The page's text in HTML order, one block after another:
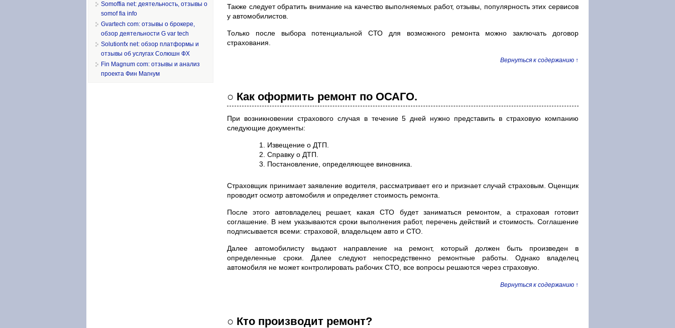
Также следует обратить внимание на качество выполняемых работ, отзывы, популярность этих сервисов
у автомобилистов.
Только после выбора потенциальной СТО для возможного ремонта можно заключать договор
страхования.
Вернуться к содержанию ↑
○ Как оформить ремонт по ОСАГО.
При возникновении страхового случая в течение 5 дней нужно представить в страховую компанию
следующие документы:
Извещение о ДТП.
Справку о ДТП.
Постановление, определяющее виновника.
Страховщик принимает заявление водителя, рассматривает его и признает случай страховым. Оценщик
проводит осмотр автомобиля и определяет стоимость ремонта.
После этого автовладелец решает, какая СТО будет заниматься ремонтом, а страховая готовит
соглашение. В нем указываются сроки выполнения работ, перечень действий и стоимость. Соглашение
подписывается всеми: страховой, владельцем авто и СТО.
Далее автомобилисту выдают направление на ремонт, который должен быть произведен в
определенные сроки. Далее следуют непосредственно ремонтные работы. Однако владелец
автомобиля не может контролировать рабочих СТО, все вопросы решаются через страховую.
Вернуться к содержанию ↑
○ Кто производит ремонт?
Somoffia net: деятельность, отзывы о
somof fia info
Gvartech com: отзывы о брокере,
обзор деятельности G var tech
Solutionfx net: обзор платформы и
отзывы об услугах Солюшн ФХ
Fin Magnum com: отзывы и анализ
проекта Фин Магнум